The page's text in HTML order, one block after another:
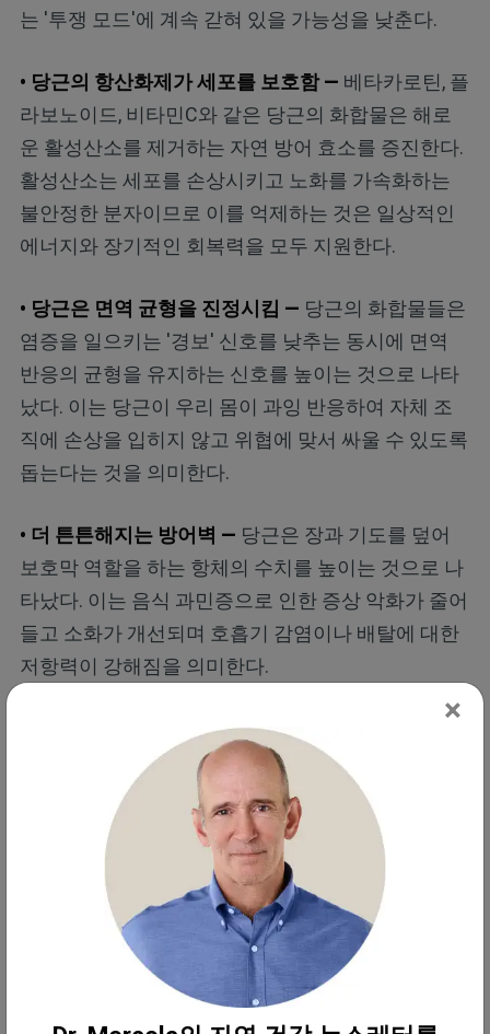
는 '투쟁 모드'에 계속 갇혀 있을 가능성을 낮춘다.
• 당근의 항산화제가 세포를 보호함 — 베타카로틴, 플
라보노이드, 비타민C와 같은 당근의 화합물은 해로
운 활성산소를 제거하는 자연 방어 효소를 증진한다.
활성산소는 세포를 손상시키고 노화를 가속화하는
불안정한 분자이므로 이를 억제하는 것은 일상적인
에너지와 장기적인 회복력을 모두 지원한다.
• 당근은 면역 균형을 진정시킴 — 당근의 화합물들은
염증을 일으키는 '경보' 신호를 낮추는 동시에 면역
반응의 균형을 유지하는 신호를 높이는 것으로 나타
났다. 이는 당근이 우리 몸이 과잉 반응하여 자체 조
직에 손상을 입히지 않고 위협에 맞서 싸울 수 있도록
돕는다는 것을 의미한다.
• 더 튼튼해지는 방어벽 — 당근은 장과 기도를 덮어
보호막 역할을 하는 항체의 수치를 높이는 것으로 나
타났다. 이는 음식 과민증으로 인한 증상 악화가 줄어
들고 소화가 개선되며 호흡기 감염이나 배탈에 대한
저항력이 강해짐을 의미한다.
• 빠르게 나타나는 효능 —리뷰에서 요약된 인체 연구
들은 규칙적인 당근 섭취 후 2주에서 4주 이내에 항산
화 활성과 면역 지표의 변화를 보고했다. 이는 결과를
보기 위해 수개월의 꾸준함이 필요하지 않음을 의미
한다 — 우리 몸은 몇 주 안에 적응하기 시작한다.
• 정제물보다 통당근이 더 효과적임 —리뷰는 베타카
로틴, 플라보노이드, 비타민C, 폴리아세틸렌 등 당근
화합물의 시너지 효과가 여러 경로에 동시에 작용한
다는 점을 강조했다. 따라서 신선한 당근을 먹거나 당
×